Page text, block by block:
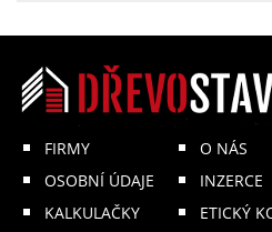
FIRMY
OSOBNÍ ÚDAJE
KALKULAČKY
O NÁS
INZERCE
ETICKÝ